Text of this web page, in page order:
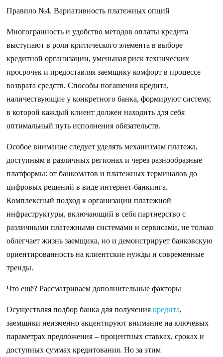
Правило №4. Вариативность платежных опций
Многогранность и удобство методов оплаты кредита
выступают в роли критического элемента в выборе
кредитной организации, уменьшая риск технических
просрочек и предоставляя заемщику комфорт в процессе
возврата средств. Способы погашения кредита,
наличествующие у конкретного банка, формируют систему,
в которой каждый клиент должен находить для себя
оптимальный путь исполнения обязательств.
Особое внимание следует уделять механизмам платежа,
доступным в различных регионах и через разнообразные
платформы: от банкоматов и платежных терминалов до
цифровых решений в виде интернет-банкинга.
Комплексный подход к организации платежной
инфраструктуры, включающий в себя партнерство с
различными платежными системами и сервисами, не только
облегчает жизнь заемщика, но и демонстрирует банковскую
ориентированность на клиентские нужды и современные
тренды.
Что ещё? Рассматриваем дополнительные факторы
Осуществляя подбор банка для получения кредита,
заемщики неизменно акцентируют внимание на ключевых
параметрах предложения – процентных ставках, сроках и
доступных суммах кредитования. Но за этим